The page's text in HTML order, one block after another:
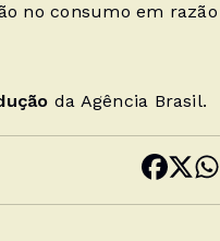
no consumo em razão
da Agência Brasil.